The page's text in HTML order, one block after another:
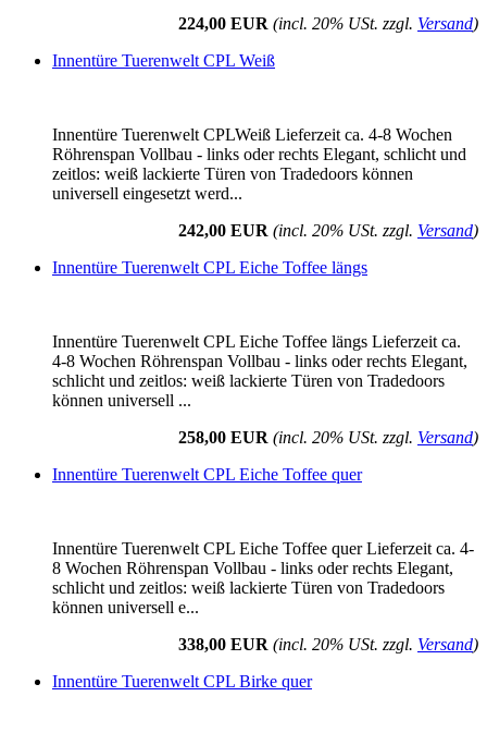
224,00 EUR (incl. 20% USt. zzgl. Versand)
Innentüre Tuerenwelt CPL Weiß
Innentüre Tuerenwelt CPLWeiß Lieferzeit ca. 4-8 Wochen
Röhrenspan Vollbau - links oder rechts Elegant, schlicht und
zeitlos: weiß lackierte Türen von Tradedoors können
universell eingesetzt werd...
242,00 EUR (incl. 20% USt. zzgl. Versand)
Innentüre Tuerenwelt CPL Eiche Toffee längs
Innentüre Tuerenwelt CPL Eiche Toffee längs Lieferzeit ca.
4-8 Wochen Röhrenspan Vollbau - links oder rechts Elegant,
schlicht und zeitlos: weiß lackierte Türen von Tradedoors
können universell ...
258,00 EUR (incl. 20% USt. zzgl. Versand)
Innentüre Tuerenwelt CPL Eiche Toffee quer
Innentüre Tuerenwelt CPL Eiche Toffee quer Lieferzeit ca. 4-
8 Wochen Röhrenspan Vollbau - links oder rechts Elegant,
schlicht und zeitlos: weiß lackierte Türen von Tradedoors
können universell e...
338,00 EUR (incl. 20% USt. zzgl. Versand)
Innentüre Tuerenwelt CPL Birke quer